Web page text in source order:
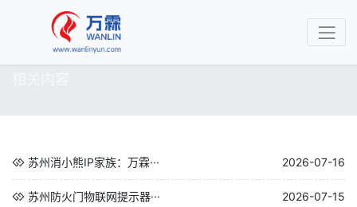
苏州消小熊IP家族：万霖··· 2026-07-16
苏州防火门物联网提示器··· 2026-07-15